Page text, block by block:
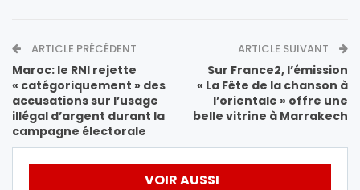
ARTICLE PRÉCÉDENT
Maroc: le RNI rejette
« catégoriquement » des
accusations sur l’usage
illégal d’argent durant la
campagne électorale
ARTICLE SUIVANT
Sur France2, l’émission
« La Fête de la chanson à
l’orientale » offre une
belle vitrine à Marrakech
VOIR AUSSI